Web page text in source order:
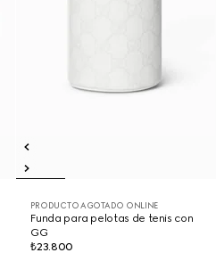
PRODUCTO AGOTADO ONLINE
Funda para pelotas de tenis con
GG
₺23.800